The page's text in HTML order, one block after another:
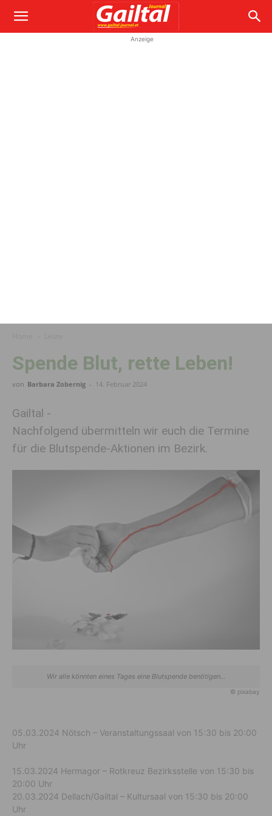
Anzeige
Spende Blut, rette Leben!
von Barbara Zobernig - 14. Februar 2024
Gailtal -
Nachfolgend übermitteln wir euch die Termine
für die Blutspende-Aktionen im Bezirk.
Wir alle könnten eines Tages eine Blutspende benötigen...
© pixabay
05.03.2024 Nötsch – Veranstaltungssaal von 15:30 bis 20:00
Uhr
15.03.2024 Hermagor – Rotkreuz Bezirksstelle von 15:30 bis
20:00 Uhr
20.03.2024 Dellach/Gailtal – Kultursaal von 15:30 bis 20:00
Uhr